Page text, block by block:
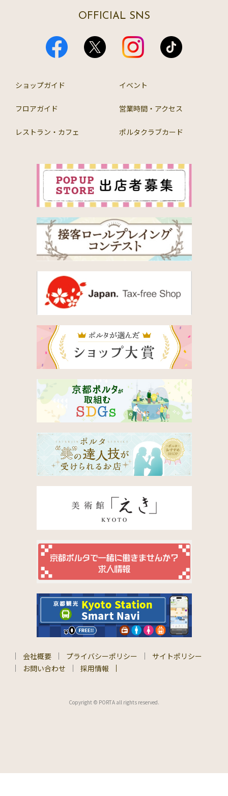
OFFICIAL SNS
ショップガイド イベント
フロアガイド 営業時間・アクセス
レストラン・カフェ ポルタクラブカード
会社概要 プライバシーポリシー
サイトポリシー
お問い合わせ
採用情報
Copyright © PORTA all rights reserved.